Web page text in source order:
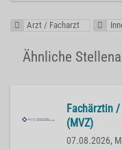
Arzt / Facharzt
Ähnliche
Fachärztin
(MVZ)
07.08.2026,